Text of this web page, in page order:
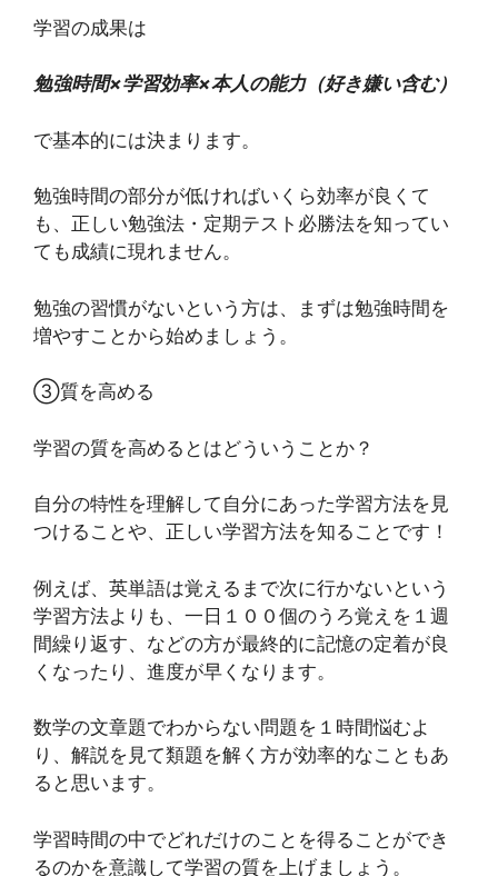
学習の成果は
勉強時間×学習効率×本人の能力（好き嫌い含む）
で基本的には決まります。
勉強時間の部分が低ければいくら効率が良くて
も、正しい勉強法・定期テスト必勝法を知ってい
ても成績に現れません。
勉強の習慣がないという方は、まずは勉強時間を
増やすことから始めましょう。
③質を高める
学習の質を高めるとはどういうことか？
自分の特性を理解して自分にあった学習方法を見
つけることや、正しい学習方法を知ることです！
例えば、英単語は覚えるまで次に行かないという
学習方法よりも、一日１００個のうろ覚えを１週
間繰り返す、などの方が最終的に記憶の定着が良
くなったり、進度が早くなります。
数学の文章題でわからない問題を１時間悩むよ
り、解説を見て類題を解く方が効率的なこともあ
ると思います。
学習時間の中でどれだけのことを得ることができ
るのかを意識して学習の質を上げましょう。